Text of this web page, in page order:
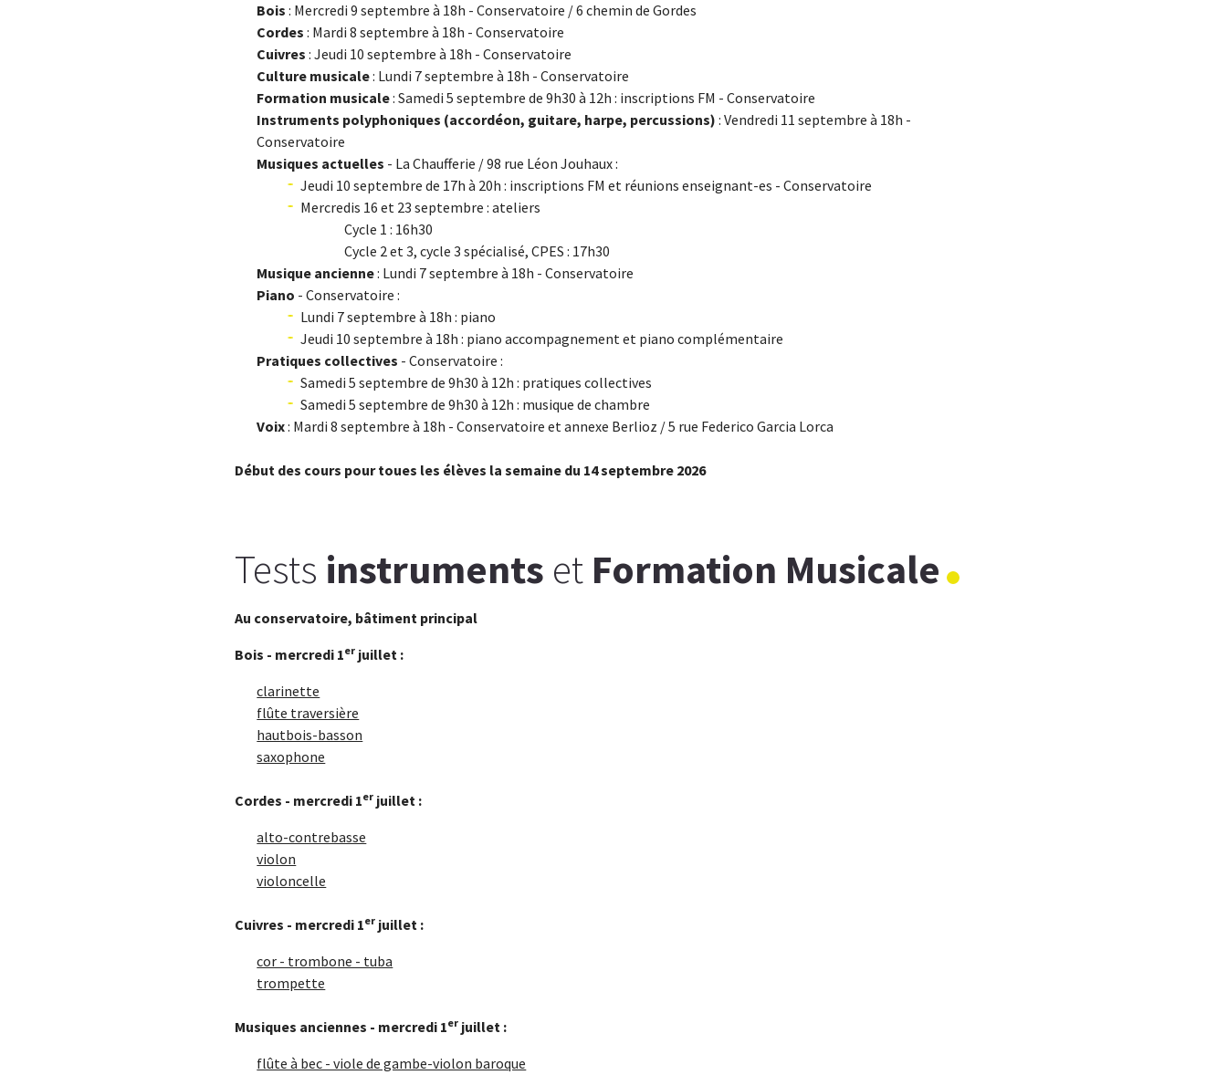
Bois : Mercredi 9 septembre à 18h - Conservatoire / 6 chemin de Gordes
Cordes : Mardi 8 septembre à 18h - Conservatoire
Cuivres : Jeudi 10 septembre à 18h - Conservatoire
Culture musicale: Lundi 7 septembre à 18h - Conservatoire
Formation musicale: Samedi 5 septembre de 9h30 à 12h : inscriptions FM - Conservatoire
Instruments polyphoniques (accordéon, guitare, harpe, percussions) : Vendredi 11 septembre à 18h -
Conservatoire
Musiques actuelles - La Chaufferie / 98 rue Léon Jouhaux :
Jeudi 10 septembre de 17h à 20h : inscriptions FM et réunions enseignant-es - Conservatoire
Mercredis 16 et 23 septembre : ateliers
Cycle 1 : 16h30
Cycle 2 et 3, cycle 3 spécialisé, CPES : 17h30
Musique ancienne: Lundi 7 septembre à 18h - Conservatoire
Piano - Conservatoire :
Lundi 7 septembre à 18h : piano
Jeudi 10 septembre à 18h : piano accompagnement et piano complémentaire
Pratiques collectives - Conservatoire :
Samedi 5 septembre de 9h30 à 12h : pratiques collectives
Samedi 5 septembre de 9h30 à 12h : musique de chambre
Voix: Mardi 8 septembre à 18h - Conservatoire et annexe Berlioz / 5 rue Federico Garcia Lorca
Début des cours pour toues les élèves la semaine du 14 septembre 2026
Tests instruments et Formation Musicale
Au conservatoire, bâtiment principal
Bois - mercredi 1er juillet :
clarinette
flûte traversière
hautbois-basson
saxophone
Cordes - mercredi 1er juillet :
alto-contrebasse
violon
violoncelle
Cuivres - mercredi 1er juillet :
cor - trombone - tuba
trompette
Musiques anciennes - mercredi 1er juillet :
flûte à bec - viole de gambe-violon baroque